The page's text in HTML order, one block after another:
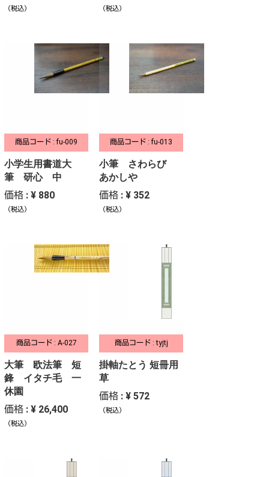
（税込） （税込）
商品コード : fu-009
小学生用書道大
筆 研心 中
価格 : ¥ 880
（税込）
商品コード : fu-013
小筆 さわらび
あかしや
価格 : ¥ 352
（税込）
商品コード : A-027
大筆 欧法筆 短
鋒 イタチ毛 一
休園
価格 : ¥ 26,400
（税込）
商品コード : tyjtj
掛軸たとう 短冊用
草
価格 : ¥ 572
（税込）